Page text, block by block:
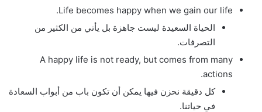
Life becomes happy when we gain our life.
الحياة السعيدة ليست جاهزة بل يأتي من الكثير من
التصرفات.
A happy life is not ready, but comes from many
actions.
كل دقيقة نحزن فيها يمكن أن تكون باب من أبواب السعادة
في حياتنا.